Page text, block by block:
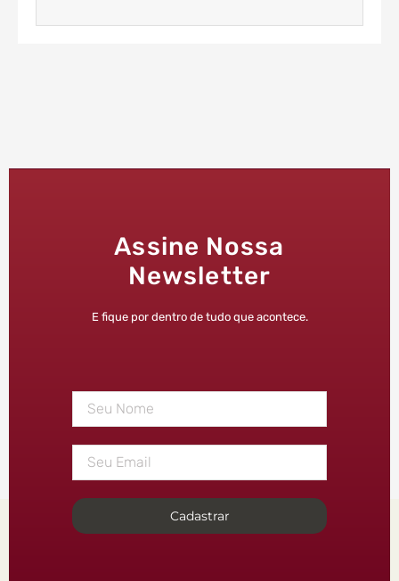
Assine Nossa
Newsletter
E fique por dentro de tudo que acontece.
Cadastrar